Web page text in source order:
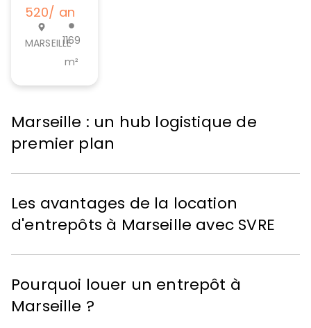
520/ an
MARSEILLE1169
m²
Marseille : un hub logistique de
premier plan
Les avantages de la location
d'entrepôts à Marseille avec SVRE
Pourquoi louer un entrepôt à
Marseille ?